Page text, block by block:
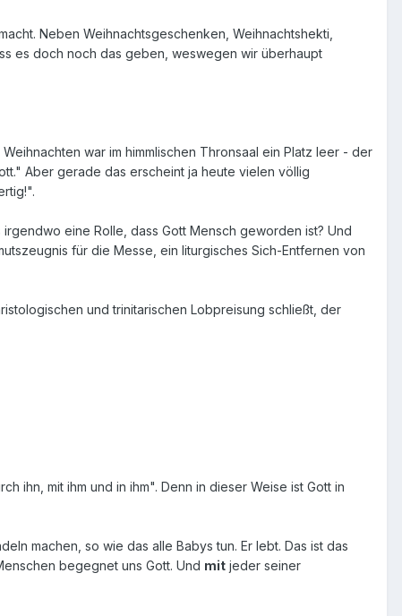
Neben Weihnachtsgeschenken, Weihnachtshekti,
es doch noch das geben, weswegen wir überhaupt
war im himmlischen Thronsaal ein Platz leer - der
Aber gerade das erscheint ja heute vielen völlig
eine Rolle, dass Gott Mensch geworden ist? Und
für die Messe, ein liturgisches Sich-Entfernen von
und trinitarischen Lobpreisung schließt, der
ihn, mit ihm und in ihm". Denn in dieser Weise ist Gott in
machen, so wie das alle Babys tun. Er lebt. Das ist das
begegnet uns Gott. Und mit jeder seiner